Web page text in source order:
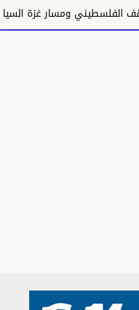
ومسار غزة السياسي